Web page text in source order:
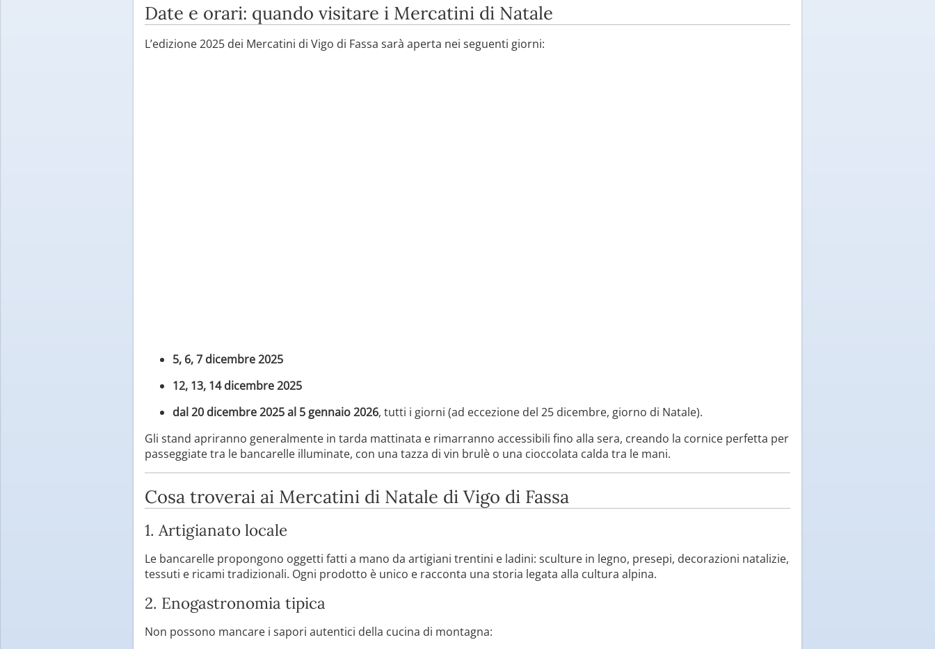
Date e orari: quando visitare i Mercatini di Natale
L’edizione 2025 dei Mercatini di Vigo di Fassa sarà aperta nei seguenti giorni:
5, 6, 7 dicembre 2025
12, 13, 14 dicembre 2025
dal 20 dicembre 2025 al 5 gennaio 2026, tutti i giorni (ad eccezione del 25 dicembre, giorno di Natale).
Gli stand apriranno generalmente in tarda mattinata e rimarranno accessibili fino alla sera, creando la cornice perfetta per
passeggiate tra le bancarelle illuminate, con una tazza di vin brulè o una cioccolata calda tra le mani.
Cosa troverai ai Mercatini di Natale di Vigo di Fassa
1. Artigianato locale
Le bancarelle propongono oggetti fatti a mano da artigiani trentini e ladini: sculture in legno, presepi, decorazioni natalizie,
tessuti e ricami tradizionali. Ogni prodotto è unico e racconta una storia legata alla cultura alpina.
2. Enogastronomia tipica
Non possono mancare i sapori autentici della cucina di montagna: